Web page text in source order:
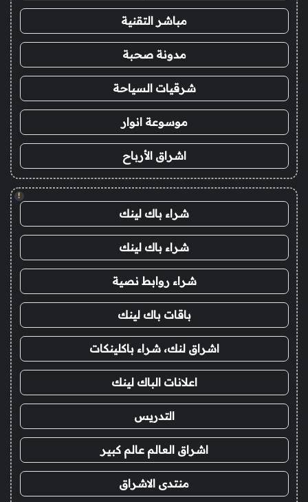
مباشر التقنية
مدونة صحبة
شرقيات السياحة
موسوعة انوار
اشراق الأرباح
!
شراء باك لينك
شراء باك لينك
شراء روابط نصية
باقات باك لينك
اشراق لنك، شراء باكلينكات
اعلانات الباك لينك
التدريس
اشراق العالم عالم كبير
منتدى الاشراق